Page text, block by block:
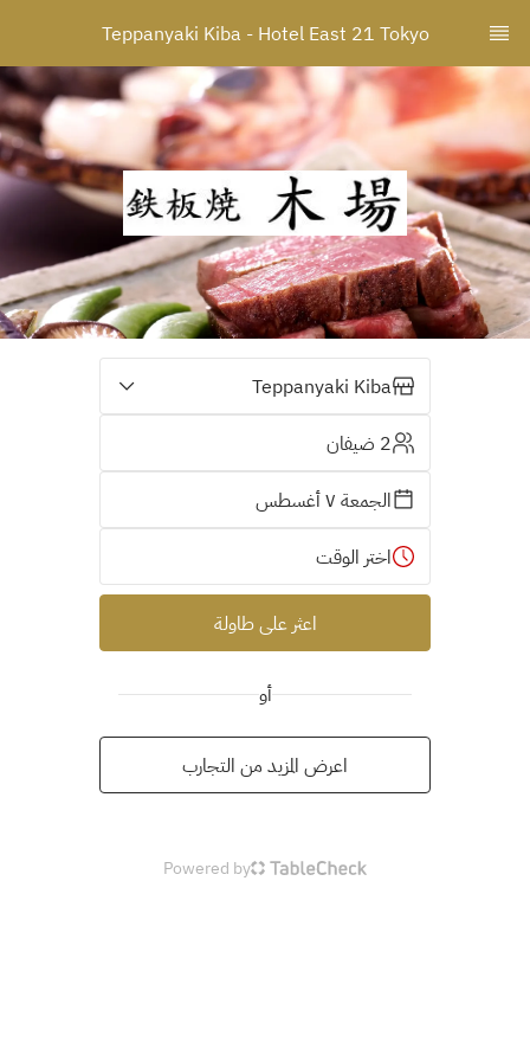
Teppanyaki Kiba - Hotel East 21 Tokyo
Teppanyaki Kiba
2 ضيفان
الجمعة ٧ أغسطس
اختر الوقت
اعثر على طاولة
أو
اعرض المزيد من التجارب
Powered by